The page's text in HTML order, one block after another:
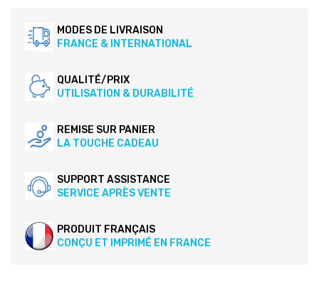
MODES DE LIVRAISON
FRANCE & INTERNATIONAL
QUALITÉ/PRIX
UTILISATION & DURABILITÉ
REMISE SUR PANIER
LA TOUCHE CADEAU
SUPPORT ASSISTANCE
SERVICE APRÈS VENTE
PRODUIT FRANÇAIS
CONÇU ET IMPRIMÉ EN FRANCE